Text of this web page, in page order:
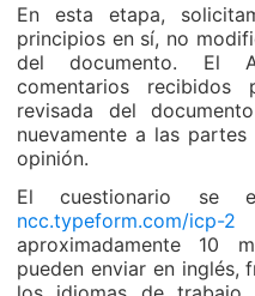
En esta etapa,
principios en sí, no
del documento. El
comentarios recibidos
revisada del
nuevamente a las
opinión.
El cuestionario se
ncc.typeform.com/icp-2
aproximadamente 10
pueden enviar en inglés,